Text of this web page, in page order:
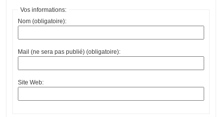
Vos informations:
Nom (obligatoire):
Mail (ne sera pas publié) (obligatoire):
Site Web: